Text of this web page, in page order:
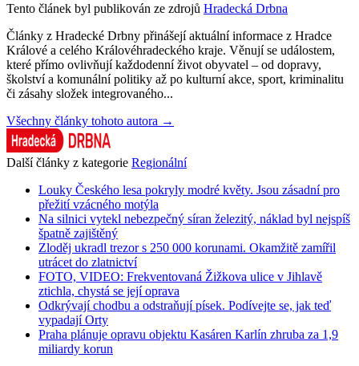
Tento článek byl publikován ze zdrojů Hradecká Drbna
Články z Hradecké Drbny přinášejí aktuální informace z Hradce
Králové a celého Královéhradeckého kraje. Věnují se událostem,
které přímo ovlivňují každodenní život obyvatel – od dopravy,
školství a komunální politiky až po kulturní akce, sport, kriminalitu
či zásahy složek integrovaného...
Všechny články tohoto autora →
Další články z kategorie Regionální
Louky Českého lesa pokryly modré květy. Jsou zásadní pro
přežití vzácného motýla
Na silnici vytekl nebezpečný síran železitý, náklad byl nejspíš
špatně zajištěný
Zloděj ukradl trezor s 250 000 korunami. Okamžitě zamířil
utrácet do zlatnictví
FOTO, VIDEO: Frekventovaná Žižkova ulice v Jihlavě
ztichla, chystá se její oprava
Odkrývají chodbu a odstraňují písek. Podívejte se, jak teď
vypadají Orty
Praha plánuje opravu objektu Kasáren Karlín zhruba za 1,9
miliardy korun